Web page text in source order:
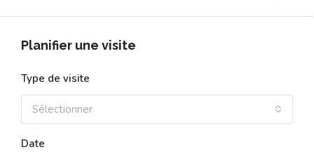
Planifier une visite
Type de visite
Sélectionner
Date